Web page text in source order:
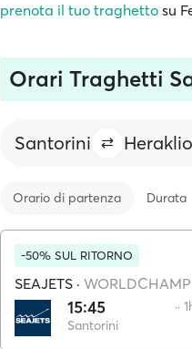
prenota il tuo traghetto su
Orari Traghetti
Santorini
Orario di partenza Durata
-50% SUL RITORNO
SEAJETS ·
15:45
Santorini
··